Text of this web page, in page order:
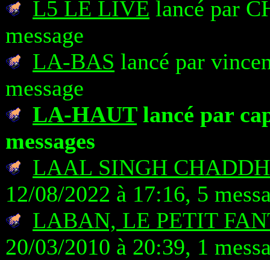
L5 LE LIVE lancé par
message
LA-BAS lancé par
message
LA-HAUTlancé par
messages
LAAL SINGH
12/08/2022 à 17:16, 5
LABAN, LE PETIT
20/03/2010 à 20:39, 1